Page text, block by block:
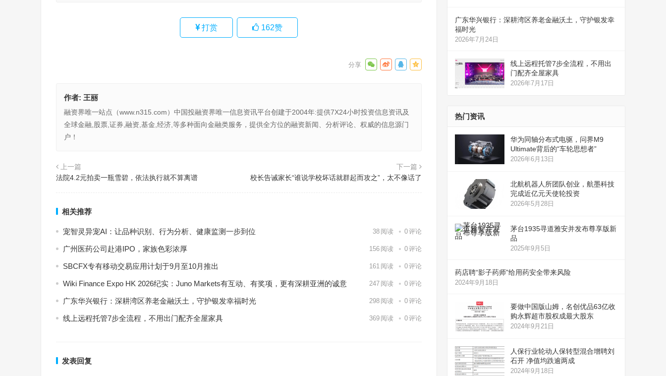
打赏 162赞
作者: 王丽
融资界唯一站点（www.n315.com）中国投融资界唯一信息资讯平台创建于2004年:提供7X24小时投资信息资讯及
全球金融,股票,证券,融资,基金,经济,等多种面向金融类服务，提供全方位的融资新闻、分析评论、权威的信息源门
户！
上一篇
法院4.2元拍卖一瓶雪碧，依法执行就不算离谱
下一篇
校长告诫家长“谁说学校坏话就群起而攻之”，太不像话了
相关推荐
宠智灵异宠AI：让品种识别、行为分析、健康监测一步到位 38 阅读 0评论
广州医药公司赴港IPO，家族色彩浓厚 156 阅读 0评论
SBCFX专有移动交易应用计划于9月至10月推出 161 阅读 0评论
Wiki Finance Expo HK 2026纪实：Juno Markets有互动、有奖项，更有深耕亚洲的诚意 247 阅读 0评论
广东华兴银行：深耕湾区养老金融沃土，守护银发幸福时光 298 阅读 0评论
线上远程托管7步全流程，不用出门配齐全屋家具 369 阅读 0评论
发表回复
广东华兴银行：深耕湾区养老金融沃土，守护银发幸
福时光
2026年7月24日
线上远程托管7步全流程，不用出
门配齐全屋家具
2026年7月17日
热门资讯
华为同轴分布式电驱，问界M9
Ultimate背后的“车轮思想者”
2026年6月13日
北航机器人所团队创业，航墨科技
完成近亿元天使轮投资
2026年5月28日
茅台1935寻道雅安并发布尊享版新
品
2025年9月5日
药店聘“影子药师”给用药安全带来风险
2024年9月18日
要做中国版山姆，名创优品63亿收
购永辉超市股权成最大股东
2024年9月21日
人保行业轮动人保转型混合增聘刘
石开 净值均跌逾两成
2024年9月18日